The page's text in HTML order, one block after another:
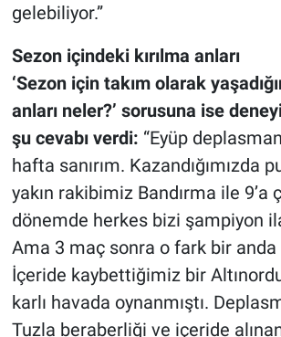
gelebiliyor.”
Sezon içindeki kırılma anları
‘Sezon için takım olarak
anları neler?’ sorusuna ise
şu cevabı verdi: “Eyüp
hafta sanırım. Kazandığımızda
yakın rakibimiz Bandırma ile 9’a
dönemde herkes bizi şampiyon
Ama 3 maç sonra o fark bir anda
İçeride kaybettiğimiz bir
karlı havada oynanmıştı.
Tuzla beraberliği ve içeride